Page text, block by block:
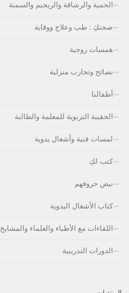
الحمية والرشاقة والريجيم والسمنة
صحتكِ : طب وعلاج ووقاية
همسات زوجية
نصائح وتجارب منزلية
أطفالنا
الحقيبة التربوية للمعلمة والطالبة
لمسات فنية وأشغال يدوية
كتب لكِ
نبض حروفهم
كتاب الأشغال اليدوية
اللقاءات مع الأطباء والعلماء والمشايخ
الدورات التدريبية